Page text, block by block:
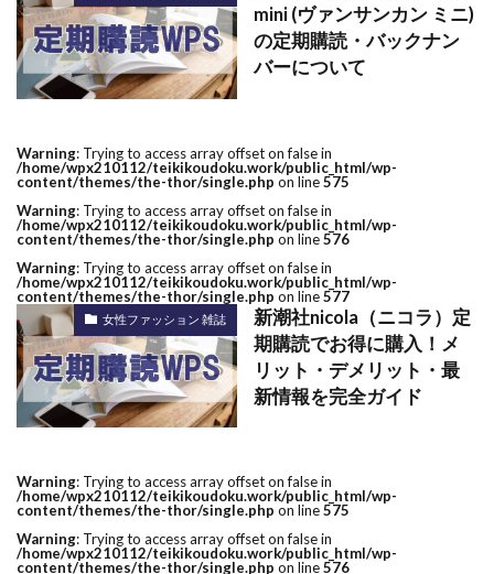
mini (ヴァンサンカン ミニ)
の定期購読・バックナン
バーについて
Warning: Trying to access array offset on false in
/home/wpx210112/teikikoudoku.work/public_html/wp-
content/themes/the-thor/single.php on line575
Warning: Trying to access array offset on false in
/home/wpx210112/teikikoudoku.work/public_html/wp-
content/themes/the-thor/single.php on line576
Warning: Trying to access array offset on false in
/home/wpx210112/teikikoudoku.work/public_html/wp-
content/themes/the-thor/single.php on line577
女性ファッション 雑誌
新潮社nicola（ニコラ）定
期購読でお得に購入！メ
リット・デメリット・最
新情報を完全ガイド
Warning: Trying to access array offset on false in
/home/wpx210112/teikikoudoku.work/public_html/wp-
content/themes/the-thor/single.php on line575
Warning: Trying to access array offset on false in
/home/wpx210112/teikikoudoku.work/public_html/wp-
content/themes/the-thor/single.php on line576